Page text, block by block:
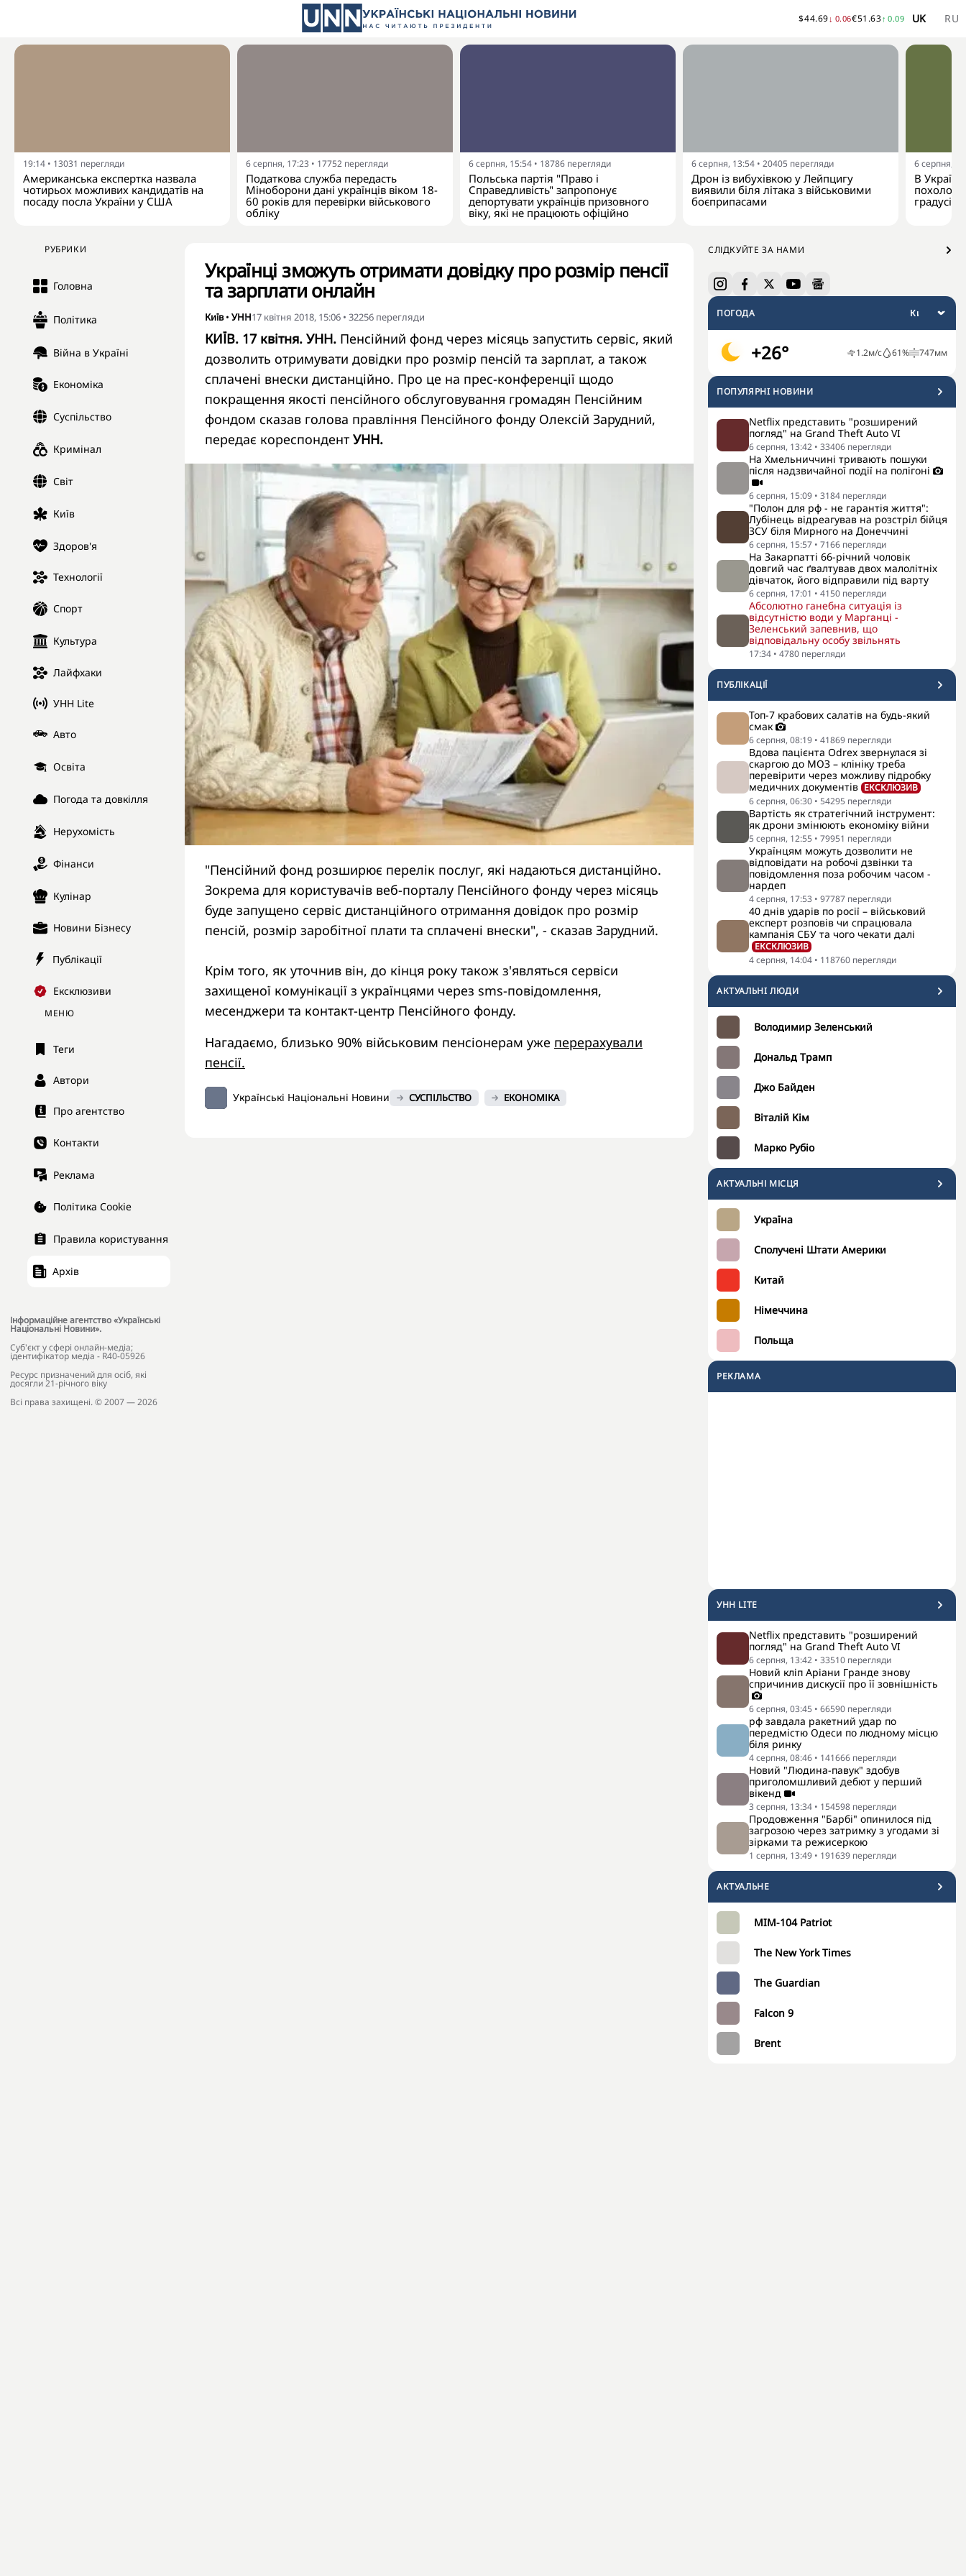
$44.69↓ 0.06€51.63↑ 0.09 UK RU
19:14 • 13031 перегляди
Американська експертка назвала
чотирьох можливих кандидатів на
посаду посла України у США
6 серпня, 17:23 • 17752 перегляди
Податкова служба передасть
Міноборони дані українців віком 18-
60 років для перевірки військового
обліку
6 серпня, 15:54 • 18786 перегляди
Польська партія "Право і
Справедливість" запропонує
депортувати українців призовного
віку, які не працюють офіційно
6 серпня, 13:54 • 20405 перегляди
Дрон із вибухівкою у Лейпцигу
виявили біля літака з військовими
боєприпасами
6 серпня,
В
градусів
РУБРИКИ
Головна
Політика
Війна в Україні
Економіка
Суспільство
Кримінал
Світ
Київ
Здоров'я
Технології
Спорт
Культура
Лайфхаки
УНН Lite
Авто
Освіта
Погода та довкілля
Нерухомість
Фінанси
Кулінар
Новини Бізнесу
Публікації
Ексклюзиви
МЕНЮ
Теги
Автори
Про агентство
Контакти
Реклама
Політика Cookie
Правила користування
Архів
Інформаційне агентство «Українські
Національні Новини».
Cуб'єкт у сфері онлайн-медіа;
ідентифікатор медіа - R40-05926
Ресурс призначений для осіб, які
досягли 21-річного віку
Всі права захищені. © 2007 — 2026
СЛІДКУЙТЕ ЗА НАМИ
ПОГОДА
+26° 1.2м/с 61% 747мм
ПОПУЛЯРНI НОВИНИ
Netflix представить "розширений
погляд" на Grand Theft Auto VI
6 серпня, 13:42 • 33406 перегляди
На Хмельниччині тривають пошуки
після надзвичайної події на полігоні
6 серпня, 15:09 • 3184 перегляди
"Полон для рф - не гарантія життя":
Лубінець відреагував на розстріл бійця
ЗСУ біля Мирного на Донеччині
6 серпня, 15:57 • 7166 перегляди
На Закарпатті 66-річний чоловік
довгий час ґвалтував двох малолітніх
дівчаток, його відправили під варту
6 серпня, 17:01 • 4150 перегляди
Абсолютно ганебна ситуація із
відсутністю води у Марганці -
Зеленський запевнив, що
відповідальну особу звільнять
17:34 • 4780 перегляди
ПУБЛІКАЦІЇ
Топ-7 крабових салатів на будь-який
смак
6 серпня, 08:19 • 41869 перегляди
Вдова пацієнта Odrex звернулася зі
скаргою до МОЗ – клініку треба
перевірити через можливу підробку
медичних документів ЕКСКЛЮЗИВ
6 серпня, 06:30 • 54295 перегляди
Вартість як стратегічний інструмент:
як дрони змінюють економіку війни
5 серпня, 12:55 • 79951 перегляди
Українцям можуть дозволити не
відповідати на робочі дзвінки та
повідомлення поза робочим часом -
нардеп
4 серпня, 17:53 • 97787 перегляди
40 днів ударів по росії – військовий
експерт розповів чи спрацювала
кампанія СБУ та чого чекати далі
ЕКСКЛЮЗИВ
4 серпня, 14:04 • 118760 перегляди
АКТУАЛЬНI ЛЮДИ
Володимир Зеленський
Дональд Трамп
Джо Байден
Віталій Кім
Марко Рубіо
АКТУАЛЬНІ МІСЦЯ
Україна
Сполучені Штати Америки
Китай
Німеччина
Польща
РЕКЛАМА
УНН LITE
Netflix представить "розширений
погляд" на Grand Theft Auto VI
6 серпня, 13:42 • 33510 перегляди
Новий кліп Аріани Гранде знову
спричинив дискусії про її зовнішність
6 серпня, 03:45 • 66590 перегляди
рф завдала ракетний удар по
передмістю Одеси по людному місцю
біля ринку
4 серпня, 08:46 • 141666 перегляди
Новий "Людина-павук" здобув
приголомшливий дебют у перший
вікенд
3 серпня, 13:34 • 154598 перегляди
Продовження "Барбі" опинилося під
загрозою через затримку з угодами зі
зірками та режисеркою
1 серпня, 13:49 • 191639 перегляди
АКТУАЛЬНЕ
MIM-104 Patriot
The New York Times
The Guardian
Falcon 9
Brent
Українці зможуть отримати довідку про розмір пенсії
та зарплати онлайн
Київ• УНН17 квітня 2018, 15:06 • 32256 перегляди
КИЇВ. 17 квітня. УНН. Пенсійний фонд через місяць запустить сервіс, який
дозволить отримувати довідки про розмір пенсій та зарплат, а також
сплачені внески дистанційно. Про це на прес-конференції щодо
покращення якості пенсійного обслуговування громадян Пенсійним
фондом сказав голова правління Пенсійного фонду Олексій Зарудний,
передає кореспондент УНН.
"Пенсійний фонд розширює перелік послуг, які надаються дистанційно.
Зокрема для користувачів веб-порталу Пенсійного фонду через місяць
буде запущено сервіс дистанційного отримання довідок про розмір
пенсій, розмір заробітної плати та сплачені внески", - сказав Зарудний.
Крім того, як уточнив він, до кінця року також з'являться сервіси
захищеної комунікації з українцями через sms-повідомлення,
месенджери та контакт-центр Пенсійного фонду.
Нагадаємо, близько 90% військовим пенсіонерам уже перерахували
пенсії.
Українські Національні Новини СУСПІЛЬСТВО ЕКОНОМІКА